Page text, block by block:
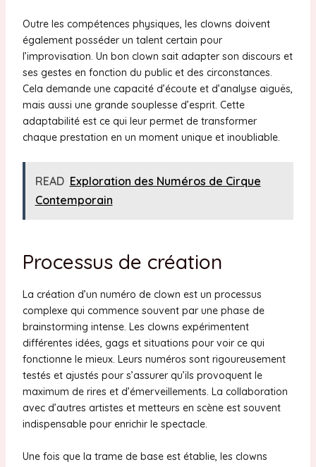
Outre les compétences physiques, les clowns doivent
également posséder un talent certain pour
l’improvisation. Un bon clown sait adapter son discours et
ses gestes en fonction du public et des circonstances.
Cela demande une capacité d’écoute et d’analyse aiguës,
mais aussi une grande souplesse d’esprit. Cette
adaptabilité est ce qui leur permet de transformer
chaque prestation en un moment unique et inoubliable.
READ Exploration des Numéros de Cirque
Contemporain
Processus de création
La création d’un numéro de clown est un processus
complexe qui commence souvent par une phase de
brainstorming intense. Les clowns expérimentent
différentes idées, gags et situations pour voir ce qui
fonctionne le mieux. Leurs numéros sont rigoureusement
testés et ajustés pour s’assurer qu’ils provoquent le
maximum de rires et d’émerveillements. La collaboration
avec d’autres artistes et metteurs en scène est souvent
indispensable pour enrichir le spectacle.
Une fois que la trame de base est établie, les clowns